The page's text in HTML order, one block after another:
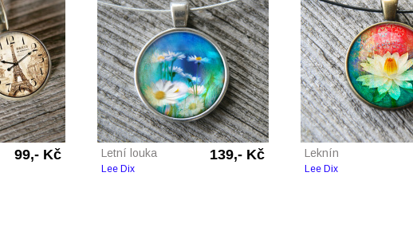
99,- Kč Letní louka 139,- Kč
Lee Dix
Leknín
Lee Dix